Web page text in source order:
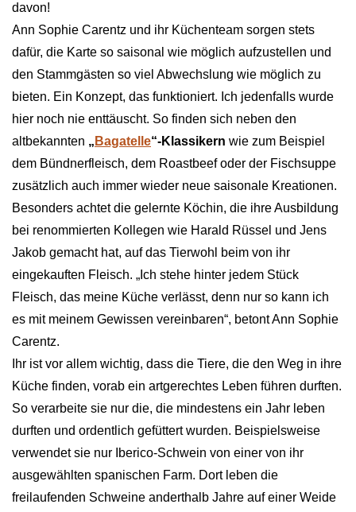
davon!
Ann Sophie Carentz und ihr Küchenteam sorgen stets
dafür, die Karte so saisonal wie möglich aufzustellen und
den Stammgästen so viel Abwechslung wie möglich zu
bieten. Ein Konzept, das funktioniert. Ich jedenfalls wurde
hier noch nie enttäuscht. So finden sich neben den
altbekannten „ Bagatelle“-Klassikern wie zum Beispiel
dem Bündnerfleisch, dem Roastbeef oder der Fischsuppe
zusätzlich auch immer wieder neue saisonale Kreationen.
Besonders achtet die gelernte Köchin, die ihre Ausbildung
bei renommierten Kollegen wie Harald Rüssel und Jens
Jakob gemacht hat, auf das Tierwohl beim von ihr
eingekauften Fleisch. „Ich stehe hinter jedem Stück
Fleisch, das meine Küche verlässt, denn nur so kann ich
es mit meinem Gewissen vereinbaren“, betont Ann Sophie
Carentz.
Ihr ist vor allem wichtig, dass die Tiere, die den Weg in ihre
Küche finden, vorab ein artgerechtes Leben führen durften.
So verarbeite sie nur die, die mindestens ein Jahr leben
durften und ordentlich gefüttert wurden. Beispielsweise
verwendet sie nur Iberico-Schwein von einer von ihr
ausgewählten spanischen Farm. Dort leben die
freilaufenden Schweine anderthalb Jahre auf einer Weide